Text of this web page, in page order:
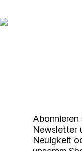
Abonnieren
Newsletter
Neuigkeit